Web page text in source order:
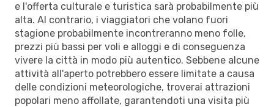
e l'offerta culturale e turistica sarà probabilmente più
alta. Al contrario, i viaggiatori che volano fuori
stagione probabilmente incontreranno meno folle,
prezzi più bassi per voli e alloggi e di conseguenza
vivere la città in modo più autentico. Sebbene alcune
attività all'aperto potrebbero essere limitate a causa
delle condizioni meteorologiche, troverai attrazioni
popolari meno affollate, garantendoti una visita più